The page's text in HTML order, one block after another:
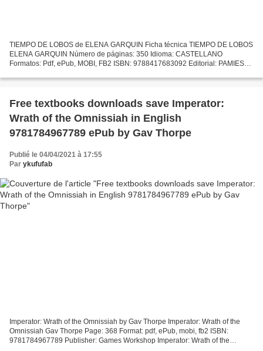
TIEMPO DE LOBOS de ELENA GARQUIN Ficha técnica TIEMPO DE LOBOS
ELENA GARQUIN Número de páginas: 350 Idioma: CASTELLANO
Formatos: Pdf, ePub, MOBI, FB2 ISBN: 9788417683092 Editorial: PAMIES
Free textbooks downloads save Imperator:
Wrath of the Omnissiah in English
9781784967789 ePub by Gav Thorpe
Publié le 04/04/2021 à 17:55
Par ykufufab
Imperator: Wrath of the Omnissiah by Gav Thorpe Imperator: Wrath of the
Omnissiah Gav Thorpe Page: 368 Format: pdf, ePub, mobi, fb2 ISBN:
9781784967789 Publisher: Games Workshop Imperator: Wrath of the